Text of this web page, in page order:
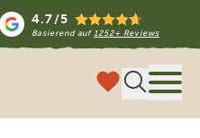
4.7/5
Basierend auf1252+ Reviews